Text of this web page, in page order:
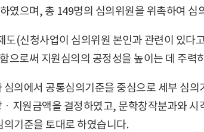
였으며, 총 149명의 심의위원을 위촉하여 심
도(신청사업이 심의위원 본인과 관련이 있다
으로써 지원심의의 공정성을 높이는 데 주
심의에서 공통심의기준을 중심으로 세부 심
지원금액을 결정하였고, 문학창작분과와
기준을 토대로 하였습니다.